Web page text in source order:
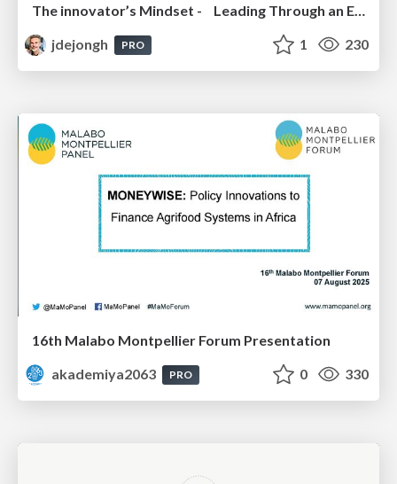
The innovator’s Mindset - Leading Through an Era of Exponential Change - McGill University 2025
jdejongh
PRO 1 230
16th Malabo Montpellier Forum Presentation
akademiya2063
PRO 0 330